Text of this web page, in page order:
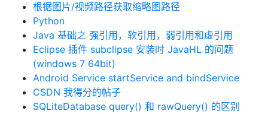
根据图片/视频路径获取缩略图路径
Python
Java 基础之 强引用，软引用，弱引用和虚引用
Eclipse 插件 subclipse 安装时 JavaHL 的问题
(windows 7 64bit)
Android Service startService and bindService
CSDN 我得分的帖子
SQLiteDatabase query() 和 rawQuery() 的区别